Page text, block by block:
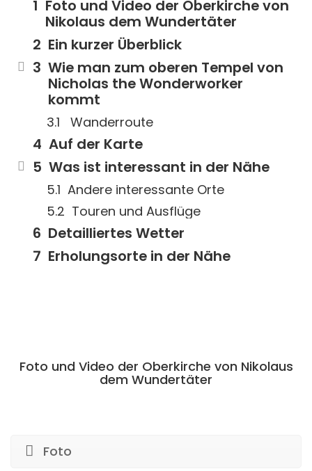
Foto und Video der Oberkirche von
Nikolaus dem Wundertäter
Ein kurzer Überblick
Wie man zum oberen Tempel von
Nicholas the Wonderworker
kommt
Wanderroute
Auf der Karte
Was ist interessant in der Nähe
Andere interessante Orte
Touren und Ausflüge
Detailliertes Wetter
Erholungsorte in der Nähe
Foto und Video der Oberkirche von Nikolaus
dem Wundertäter
Foto